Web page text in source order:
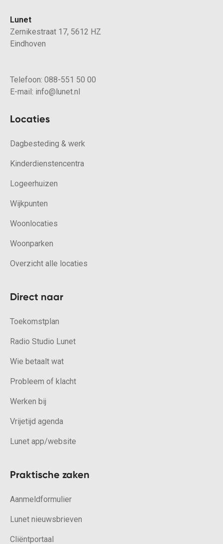
Lunet
Zernikestraat 17, 5612 HZ
Eindhoven
Telefoon: 088-551 50 00
E-mail: info@lunet.nl
Locaties
Dagbesteding & werk
Kinderdienstencentra
Logeerhuizen
Wijkpunten
Woonlocaties
Woonparken
Overzicht alle locaties
Direct naar
Toekomstplan
Radio Studio Lunet
Wie betaalt wat
Probleem of klacht
Werken bij
Vrijetijd agenda
Lunet app/website
Praktische zaken
Aanmeldformulier
Lunet nieuwsbrieven
Cliëntportaal